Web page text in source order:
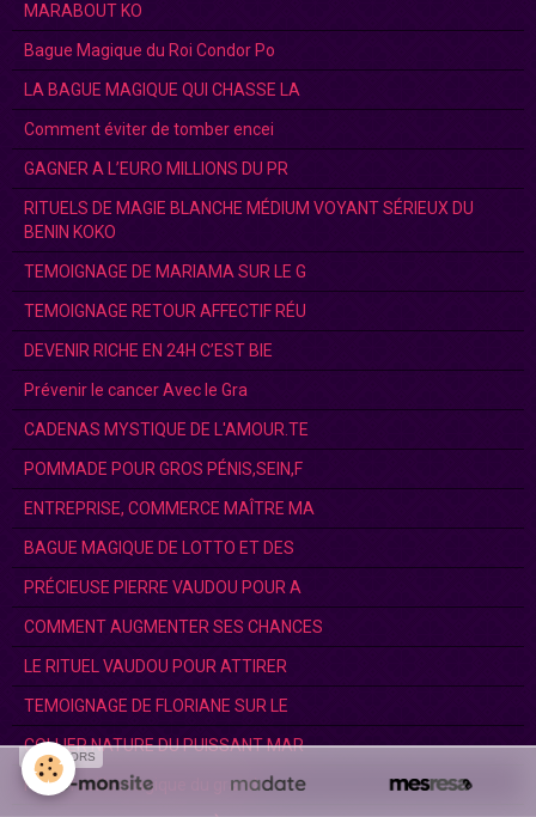
MARABOUT KO
Bague Magique du Roi Condor Po
LA BAGUE MAGIQUE QUI CHASSE LA
Comment éviter de tomber encei
GAGNER A L’EURO MILLIONS DU PR
RITUELS DE MAGIE BLANCHE MÉDIUM VOYANT SÉRIEUX DU
BENIN KOKO
TEMOIGNAGE DE MARIAMA SUR LE G
TEMOIGNAGE RETOUR AFFECTIF RÉU
DEVENIR RICHE EN 24H C’EST BIE
Prévenir le cancer Avec le Gra
CADENAS MYSTIQUE DE L'AMOUR.TE
POMMADE POUR GROS PÉNIS,SEIN,F
ENTREPRISE, COMMERCE MAÎTRE MA
BAGUE MAGIQUE DE LOTTO ET DES
PRÉCIEUSE PIERRE VAUDOU POUR A
COMMENT AUGMENTER SES CHANCES
LE RITUEL VAUDOU POUR ATTIRER
TEMOIGNAGE DE FLORIANE SUR LE
COLLIER NATURE DU PUISSANT MAR
Porte feuille magique du grand
SPONSORS